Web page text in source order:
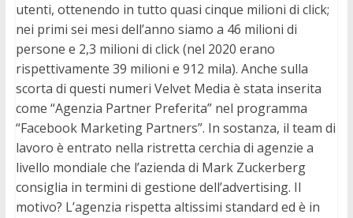
utenti, ottenendo in tutto quasi cinque milioni di click;
nei primi sei mesi dell’anno siamo a 46 milioni di
persone e 2,3 milioni di click (nel 2020 erano
rispettivamente 39 milioni e 912 mila). Anche sulla
scorta di questi numeri Velvet Media è stata inserita
come “Agenzia Partner Preferita” nel programma
“Facebook Marketing Partners”. In sostanza, il team di
lavoro è entrato nella ristretta cerchia di agenzie a
livello mondiale che l’azienda di Mark Zuckerberg
consiglia in termini di gestione dell’advertising. Il
motivo? L’agenzia rispetta altissimi standard ed è in